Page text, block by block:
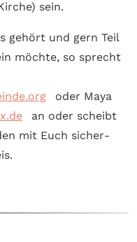
sein.
gehört und gern Teil
möchte, so sprecht
oder Maya
an oder scheibt
mit Euch sicher­